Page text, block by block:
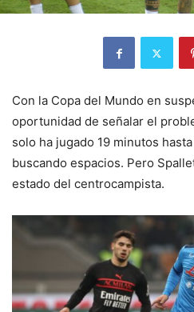
Con la Copa del Mundo en
oportunidad de señalar el
solo ha jugado 19 minutos
buscando espacios. Pero
estado del centrocampista.